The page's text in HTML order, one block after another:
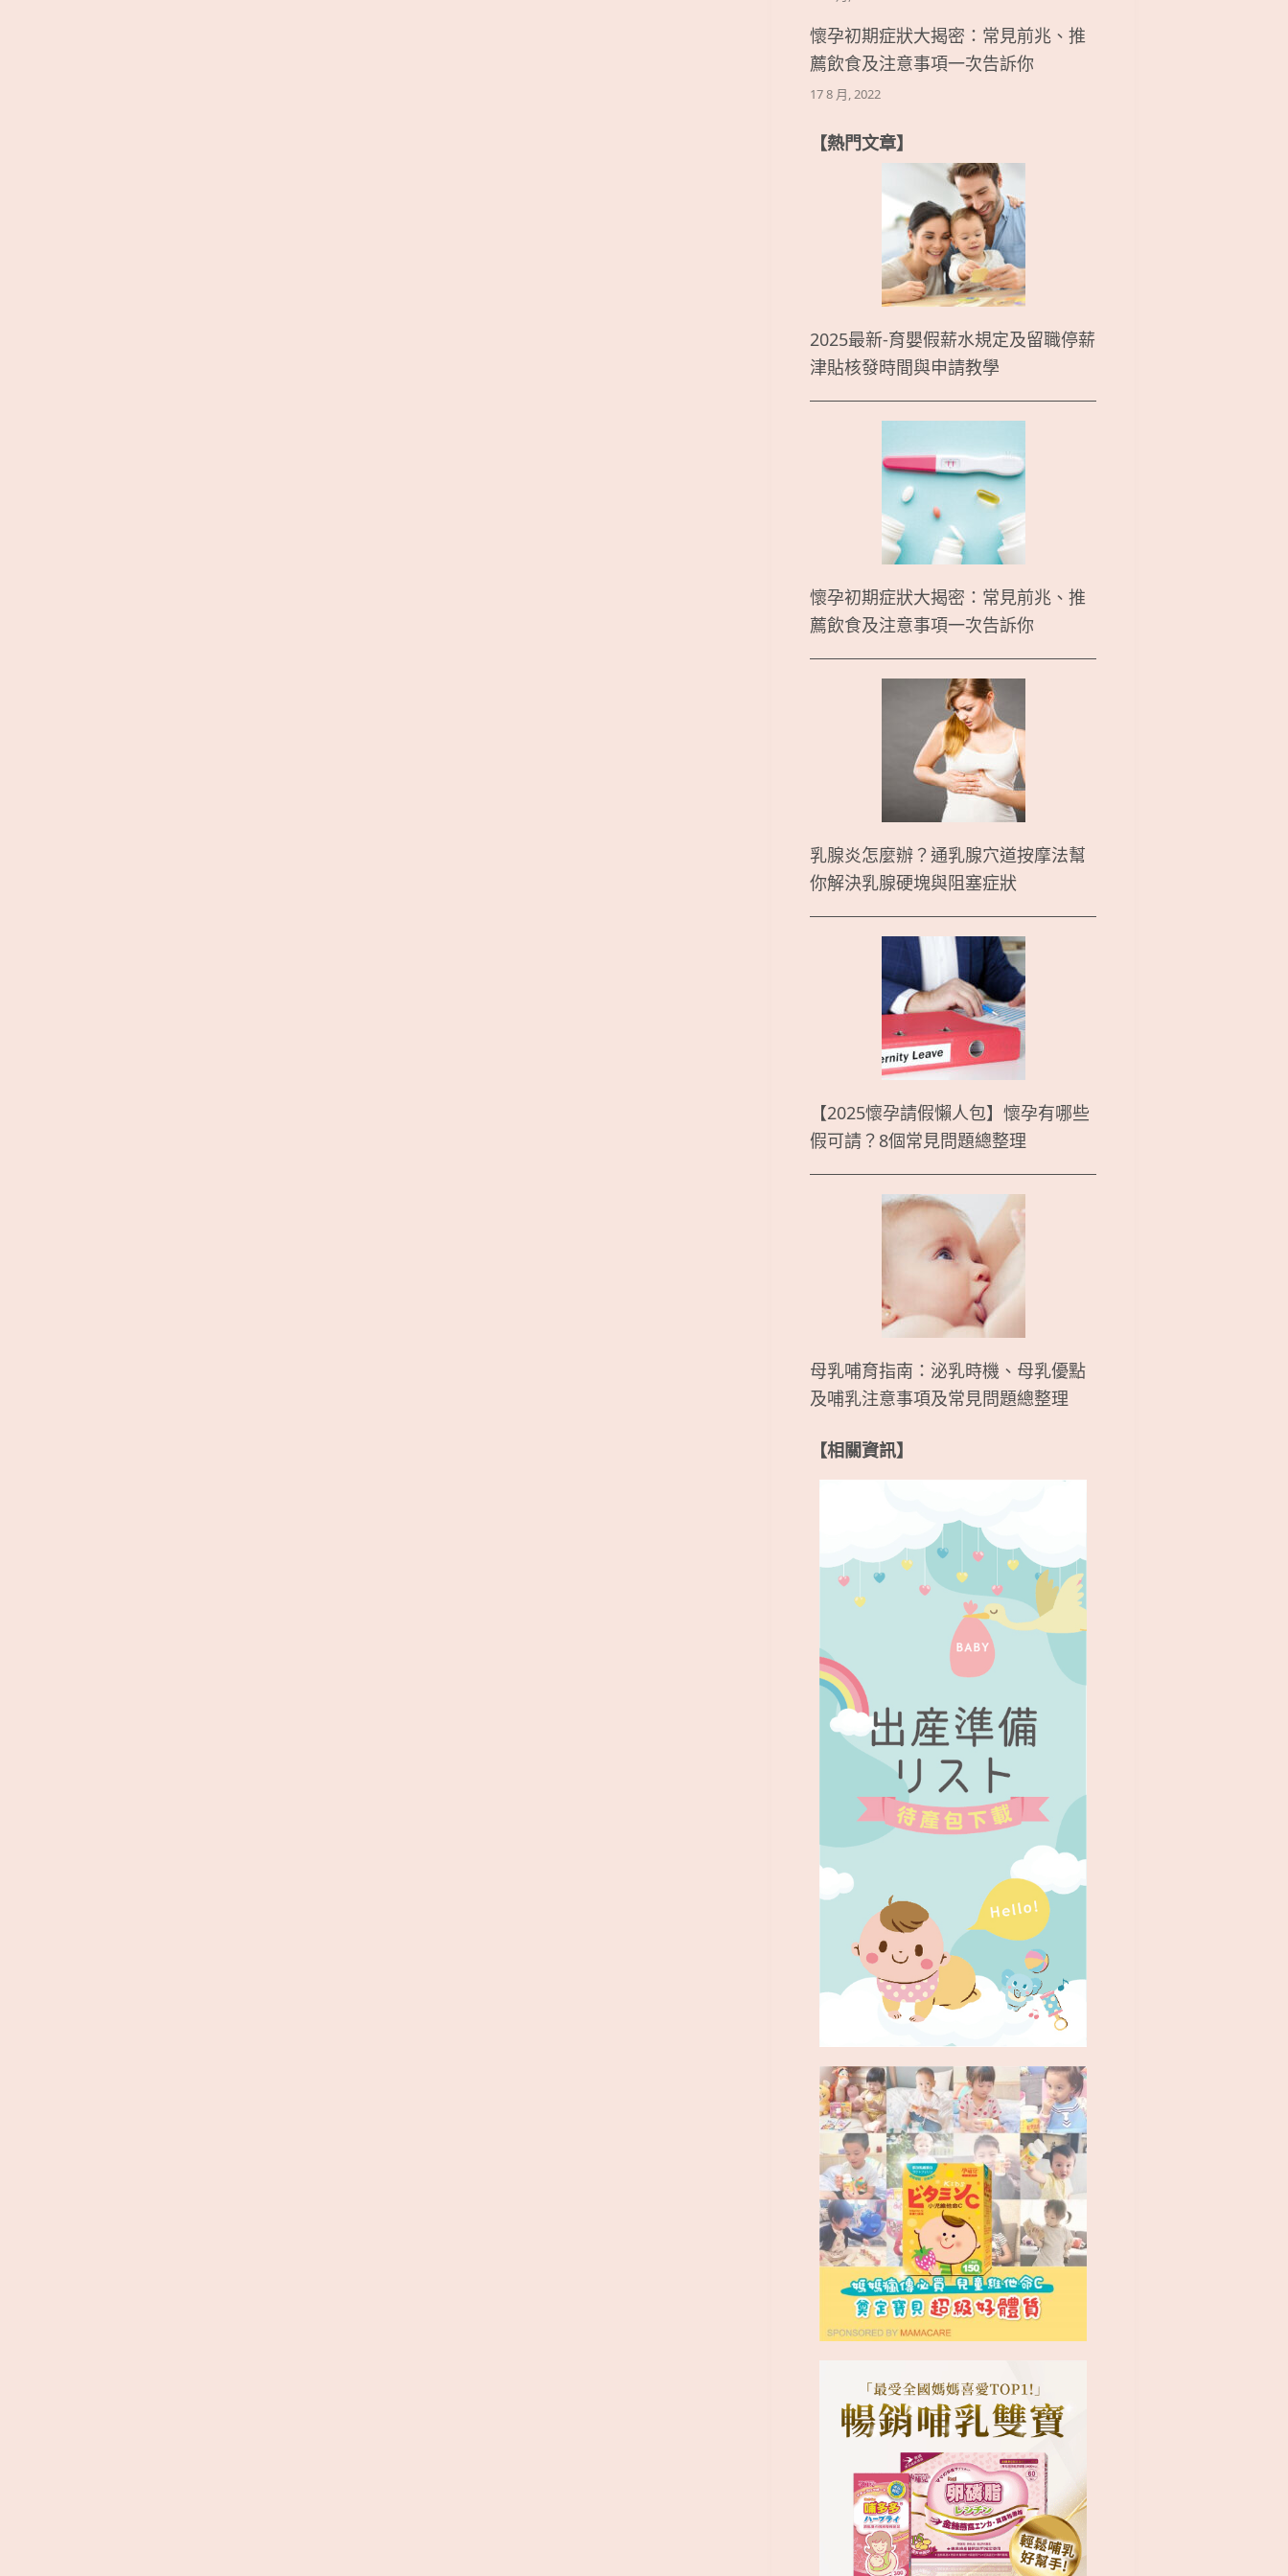
懷孕初期症狀大揭密：常見前兆、推
薦飲食及注意事項一次告訴你
17 8 月, 2022
【熱門文章】
2025最新-育嬰假薪水規定及留職停薪
津貼核發時間與申請教學
懷孕初期症狀大揭密：常見前兆、推
薦飲食及注意事項一次告訴你
乳腺炎怎麼辦？通乳腺穴道按摩法幫
你解決乳腺硬塊與阻塞症狀
【2025懷孕請假懶人包】懷孕有哪些
假可請？8個常見問題總整理
母乳哺育指南：泌乳時機、母乳優點
及哺乳注意事項及常見問題總整理
【相關資訊】